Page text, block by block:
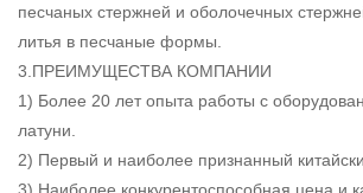
песчаных стержней и оболочечных
литья в песчаные формы.
3.ПРЕИМУЩЕСТВА КОМПАНИИ
1) Более 20 лет опыта работы с
латуни.
2) Первый и наиболее признанный
3) Наиболее конкурентоспособная цена и